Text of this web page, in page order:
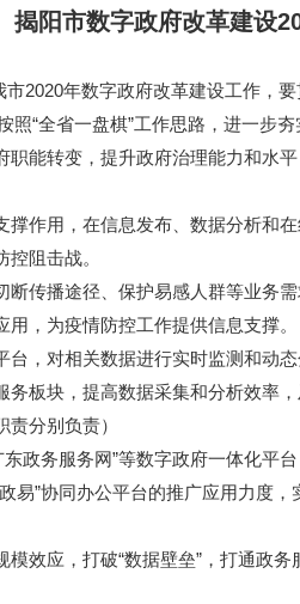
揭阳市数字政府改革建设
年数字政府改革建设工作，
“全省一盘棋”工作思路，进一步
能转变，提升政府治理能力和水平
用，在信息发布、数据分析和
阻击战。
播途径、保护易感人群等业务需
，为疫情防控工作提供信息支撑
对相关数据进行实时监测和动态
务板块，提高数据采集和分析效
分别负责）
政务服务网”等数字政府一体化平
易”协同办公平台的推广应用力度
应，打破“数据壁垒”，打通政务